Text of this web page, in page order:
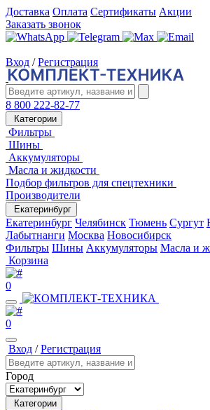
Доставка Оплата Сертификаты Акции
Заказать звонок
Вход / Регистрация
8 800 222-82-77
Категории
Фильтры
Шины
Аккумуляторы
Масла и жидкости
Подбор фильтров для спецтехники
Производители
Екатеринбург
Екатеринбург Челябинск Тюмень Сургут
Лабытнанги Москва Новосибирск
Фильтры Шины Аккумуляторы Масла и
Корзина
0
0
Вход /Регистрация
Город
Категории